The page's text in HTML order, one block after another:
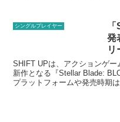
シングルプレイヤー
発
リ
SHIFT UPは、アクションゲ
新作となる『Stellar Blade:
プラットフォームや発売時期